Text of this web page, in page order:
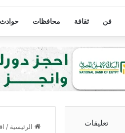
فن ثقافة محافظات حوادث
الرئيسية / تعليقات